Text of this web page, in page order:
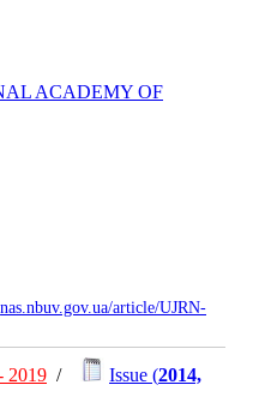
ACADEMY OF
article/UJRN-
2019 / Issue (2014,